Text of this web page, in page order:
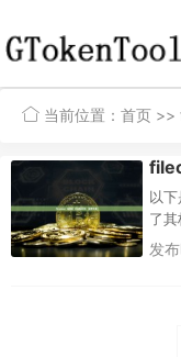
当前位置： 首页 >>
以
了其
核
发